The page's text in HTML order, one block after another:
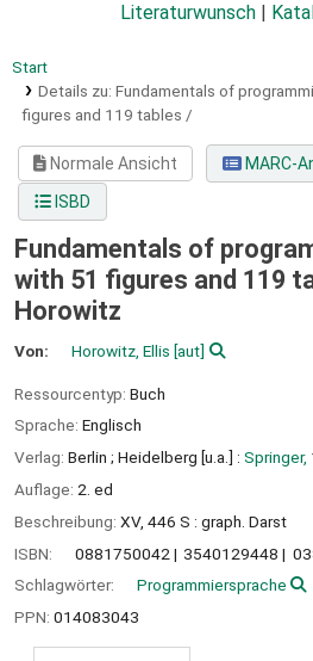
Literaturwunsch
Start
Details zu: Fundamentals of
figures and 119 tables /
Normale Ansicht
MARC-
ISBD
Fundamentals of
with 51 figures and 119
Horowitz
Von: Horowitz, Ellis [aut]
Ressourcentyp: Buch
Sprache: Englisch
Verlag: Berlin ; Heidelberg [u.a.] : Springer,
Auflage: 2. ed
Beschreibung: XV, 446 S : graph. Darst
ISBN:
0881750042 3540129448
Schlagwörter:
Programmiersprache
PPN: 014083043